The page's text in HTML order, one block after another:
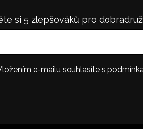
si 5 zlepšováků pro
e-mailu souhlasíte s